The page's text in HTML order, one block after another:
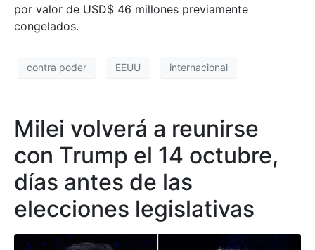
por valor de USD$ 46 millones previamente
congelados.
contra poder EEUU internacional
Milei volverá a reunirse
con Trump el 14 octubre,
días antes de las
elecciones legislativas